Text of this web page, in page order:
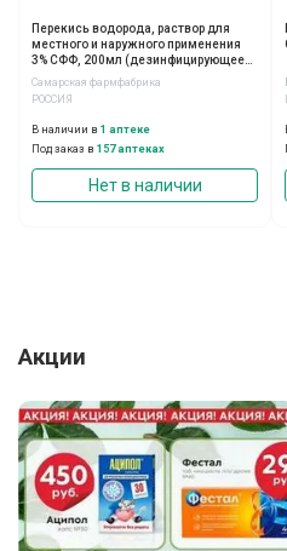
Перекись водорода, раствор для
местного и наружного применения
3% СФФ, 200мл (дезинфицирующее
средство)
Самарская фармфабрика
РОССИЯ
В наличии в 1 аптеке
Под заказ в 157 аптеках
Нет в наличии
Акции